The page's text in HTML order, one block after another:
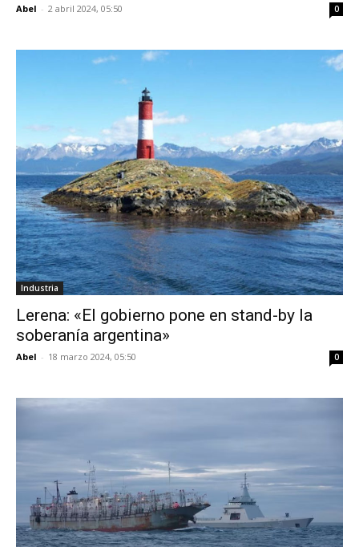
Abel - 2 abril 2024, 05:50 0
Industria
Lerena: «El gobierno pone en stand-by la
soberanía argentina»
Abel - 18 marzo 2024, 05:50 0